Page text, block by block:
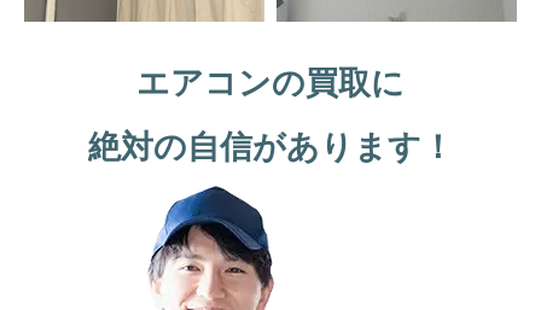
エアコンの買取に
絶対の自信があります！